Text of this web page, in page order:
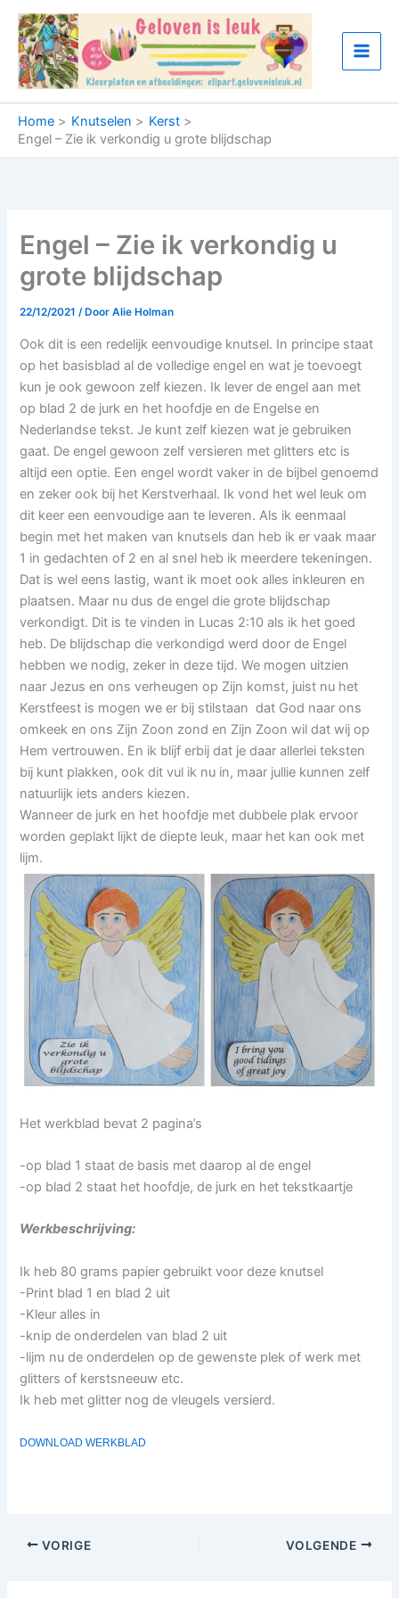
naar
inhoud
Home Knutselen
Kerst
Engel – Zie ik verkondig u grote blijdschap
Engel – Zie ik verkondig u
grote blijdschap
22/12/2021/ DoorAlie Holman
Ook dit is een redelijk eenvoudige knutsel. In principe staat
op het basisblad al de volledige engel en wat je toevoegt
kun je ook gewoon zelf kiezen. Ik lever de engel aan met
op blad 2 de jurk en het hoofdje en de Engelse en
Nederlandse tekst. Je kunt zelf kiezen wat je gebruiken
gaat. De engel gewoon zelf versieren met glitters etc is
altijd een optie. Een engel wordt vaker in de bijbel genoemd
en zeker ook bij het Kerstverhaal. Ik vond het wel leuk om
dit keer een eenvoudige aan te leveren. Als ik eenmaal
begin met het maken van knutsels dan heb ik er vaak maar
1 in gedachten of 2 en al snel heb ik meerdere tekeningen.
Dat is wel eens lastig, want ik moet ook alles inkleuren en
plaatsen. Maar nu dus de engel die grote blijdschap
verkondigt. Dit is te vinden in Lucas 2:10 als ik het goed
heb. De blijdschap die verkondigd werd door de Engel
hebben we nodig, zeker in deze tijd. We mogen uitzien
naar Jezus en ons verheugen op Zijn komst, juist nu het
Kerstfeest is mogen we er bij stilstaan dat God naar ons
omkeek en ons Zijn Zoon zond en Zijn Zoon wil dat wij op
Hem vertrouwen. En ik blijf erbij dat je daar allerlei teksten
bij kunt plakken, ook dit vul ik nu in, maar jullie kunnen zelf
natuurlijk iets anders kiezen.
Wanneer de jurk en het hoofdje met dubbele plak ervoor
worden geplakt lijkt de diepte leuk, maar het kan ook met
lijm.
Het werkblad bevat 2 pagina’s
-op blad 1 staat de basis met daarop al de engel
-op blad 2 staat het hoofdje, de jurk en het tekstkaartje
Werkbeschrijving:
Ik heb 80 grams papier gebruikt voor deze knutsel
-Print blad 1 en blad 2 uit
-Kleur alles in
-knip de onderdelen van blad 2 uit
-lijm nu de onderdelen op de gewenste plek of werk met
glitters of kerstsneeuw etc.
Ik heb met glitter nog de vleugels versierd.
DOWNLOAD WERKBLAD
VORIGE VOLGENDE